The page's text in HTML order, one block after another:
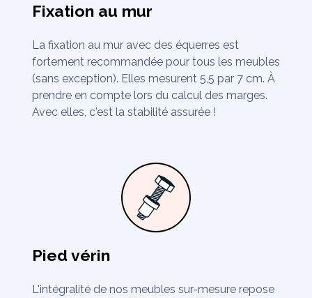
Fixation au mur
La fixation au mur avec des équerres est
fortement recommandée pour tous les meubles
(sans exception). Elles mesurent 5,5 par 7 cm. À
prendre en compte lors du calcul des marges.
Avec elles, c'est la stabilité assurée !
Pied vérin
L'intégralité de nos meubles sur-mesure repose